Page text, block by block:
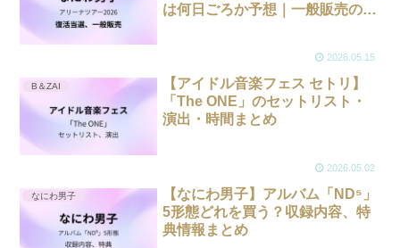
は何日ごろか予想｜一般販売の目
2026.05.15
B＆ZAI
【アイドル音楽フェス セトリ】
「The ONE」のセットリスト・
演出・時間まとめ
2026.05.02
なにわ男子
【なにわ男子】アルバム「ND⁵」
5形態どれを買う？収録内容、特
典情報まとめ